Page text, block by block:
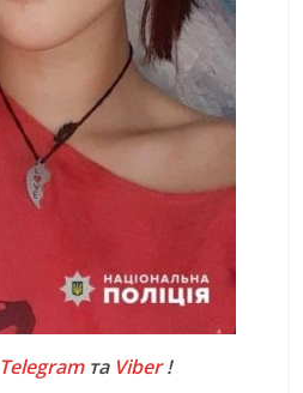
Telegramта Viber!